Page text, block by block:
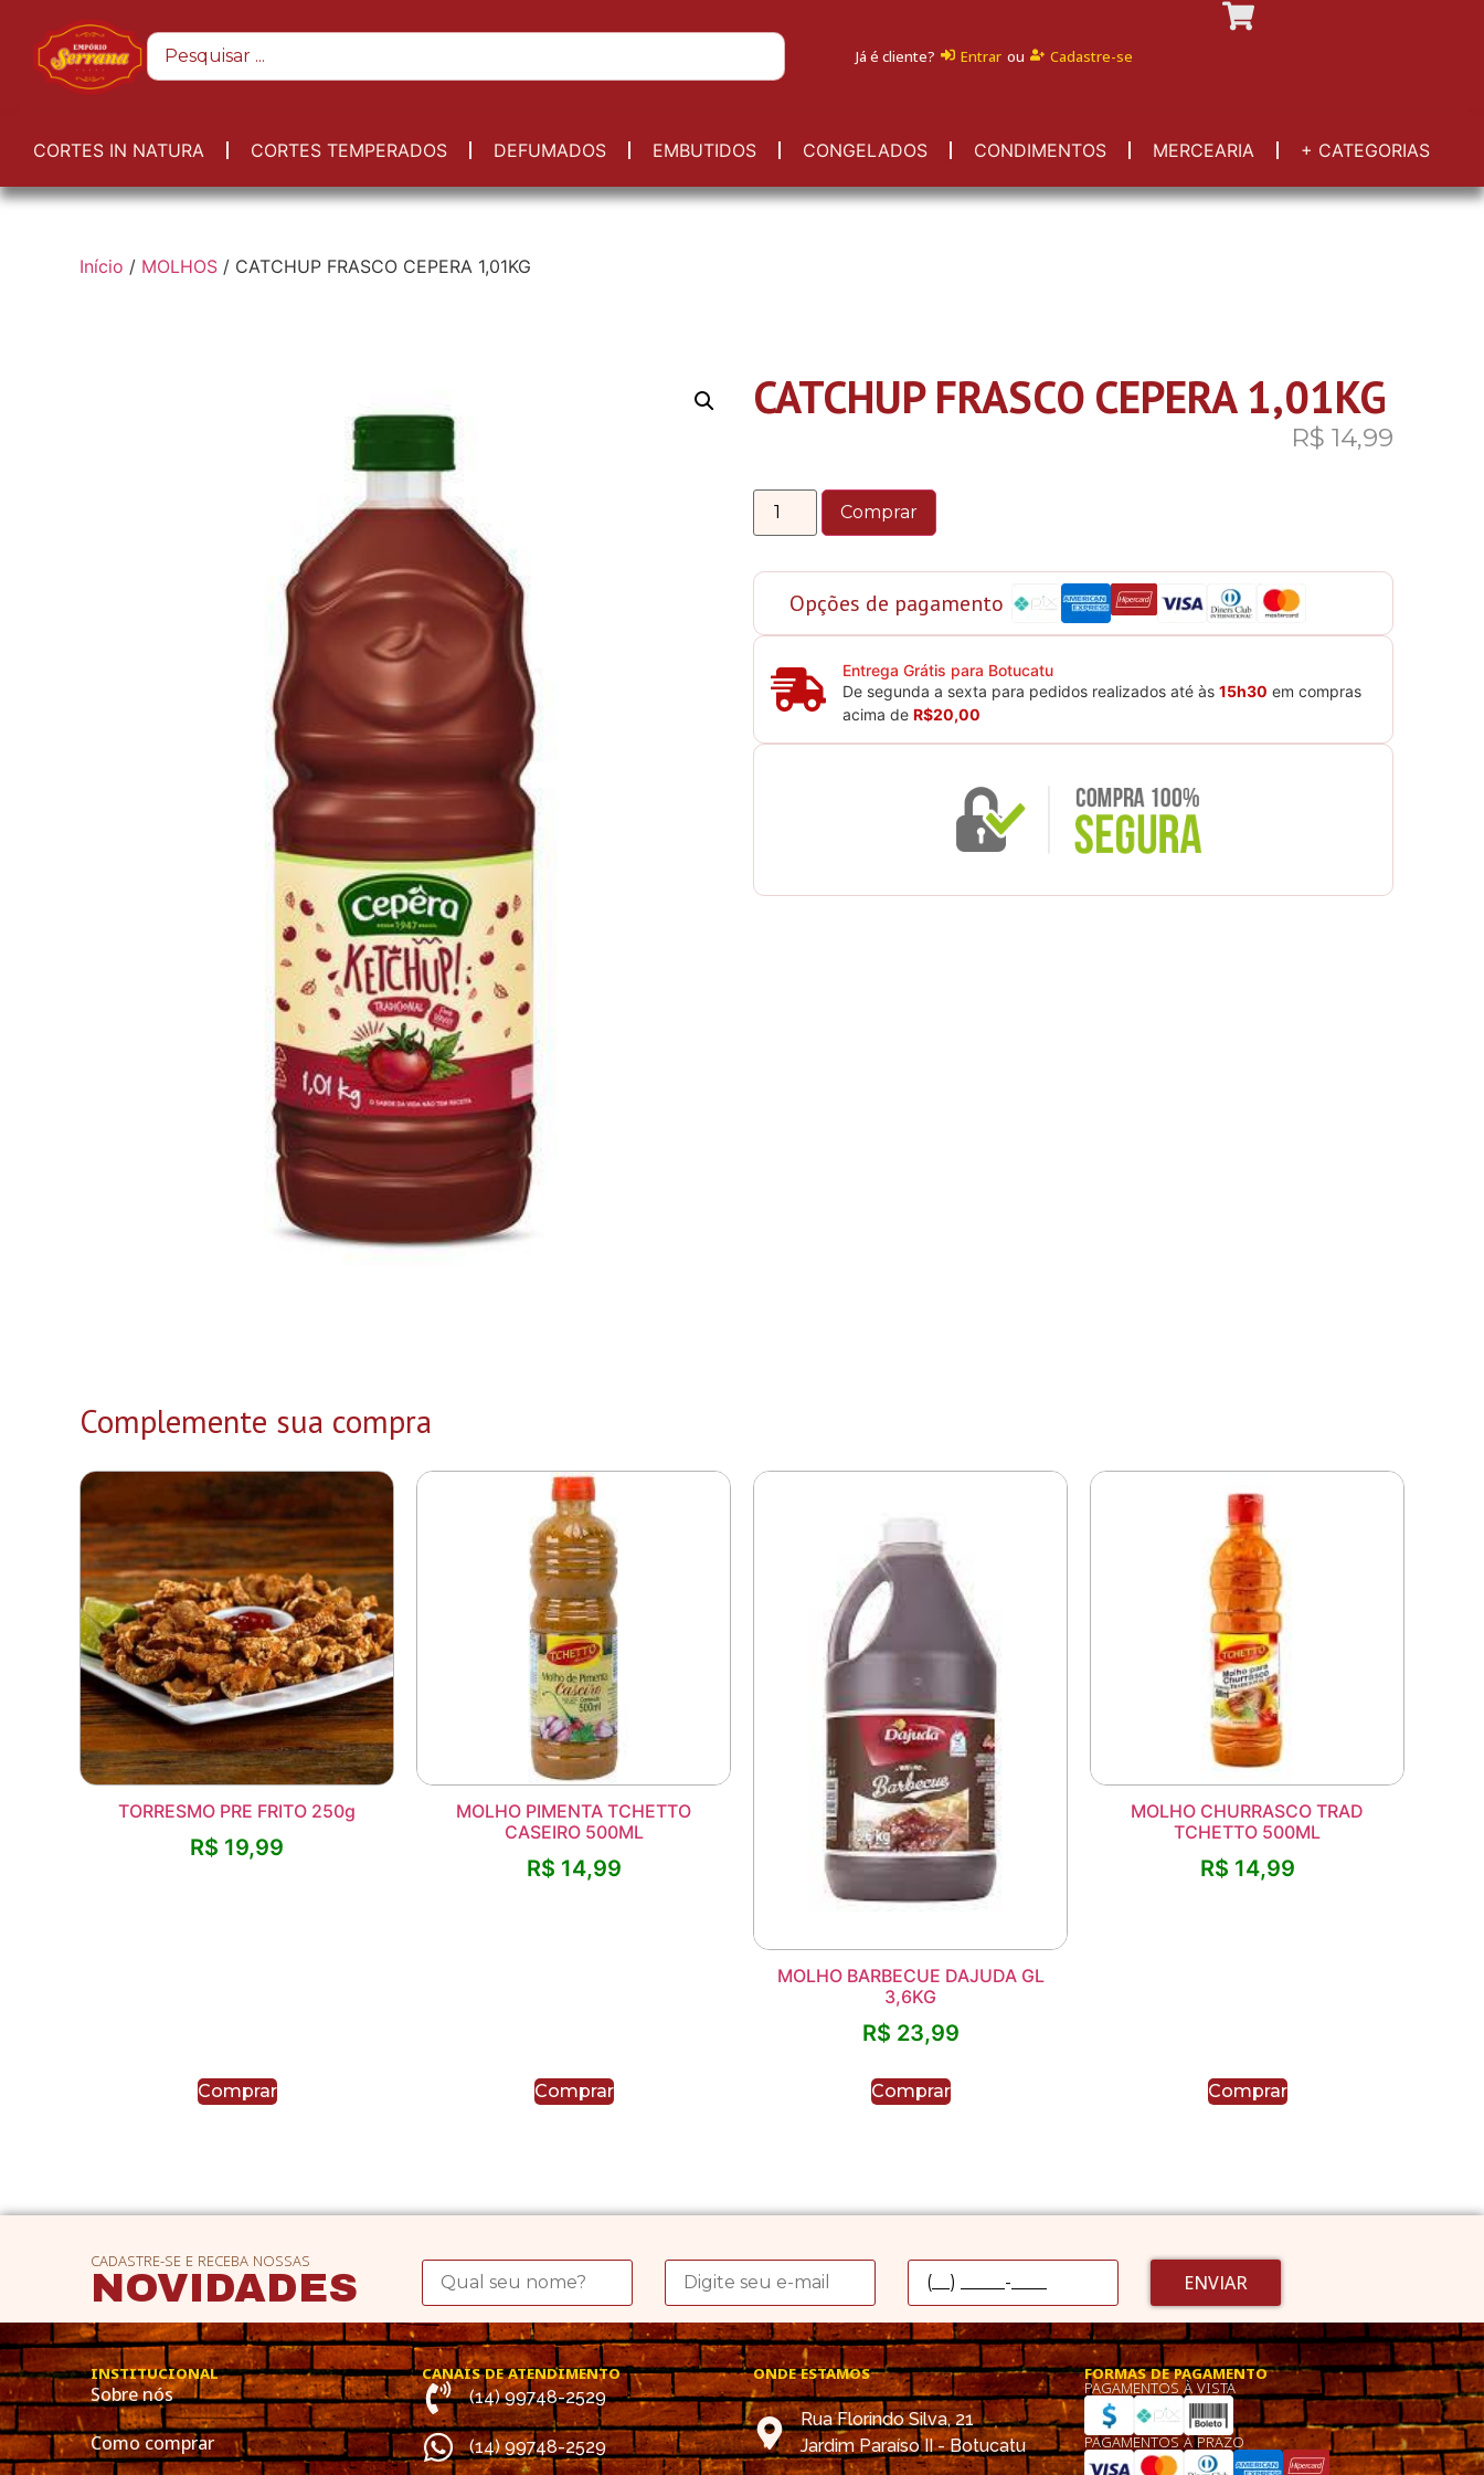
Já é cliente? Entrar ou Cadastre-se
CORTES IN NATURA CORTES TEMPERADOS DEFUMADOS EMBUTIDOS CONGELADOS CONDIMENTOS MERCEARIA + CATEGORIAS
Início / MOLHOS / CATCHUP FRASCO CEPERA 1,01KG
CATCHUP FRASCO CEPERA 1,01KG
R$ 14,99
Comprar
Opções de pagamento
Entrega Grátis para Botucatu
De segunda a sexta para pedidos realizados até às 15h30 em compras
acima de R$20,00
Complemente sua compra
TORRESMO PRE FRITO 250g
R$ 19,99
Comprar
MOLHO PIMENTA TCHETTO
CASEIRO 500ML
R$ 14,99
Comprar
MOLHO BARBECUE DAJUDA GL
3,6KG
R$ 23,99
Comprar
MOLHO CHURRASCO TRAD
TCHETTO 500ML
R$ 14,99
Comprar
CADASTRE-SE E RECEBA NOSSAS
NOVIDADES ENVIAR
INSTITUCIONAL
Sobre nós
Como comprar
CANAIS DE ATENDIMENTO
(14) 99748-2529
(14) 99748-2529
ONDE ESTAMOS
Rua Florindo Silva, 21
Jardim Paraíso II - Botucatu
FORMAS DE PAGAMENTO
PAGAMENTOS À VISTA
PAGAMENTOS À PRAZO